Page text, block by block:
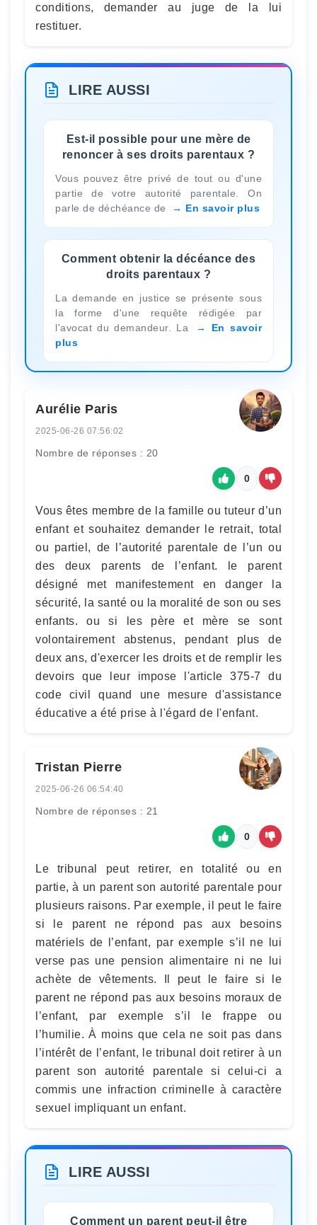
conditions, demander au juge de la lui
restituer.
LIRE AUSSI
Est-il possible pour une mère de
renoncer à ses droits parentaux ?
Vous pouvez être privé de tout ou d'une
partie de votre autorité parentale. On
parle de déchéance de
En savoir plus
Comment obtenir la décéance des
droits parentaux ?
La demande en justice se présente sous
la forme d'une requête rédigée par
l'avocat du demandeur. La
En savoir
plus
Aurélie Paris
2025-06-26 07:56:02
Nombre de réponses : 20
0
Vous êtes membre de la famille ou tuteur d’un
enfant et souhaitez demander le retrait, total
ou partiel, de l’autorité parentale de l’un ou
des deux parents de l’enfant. le parent
désigné met manifestement en danger la
sécurité, la santé ou la moralité de son ou ses
enfants. ou si les père et mère se sont
volontairement abstenus, pendant plus de
deux ans, d'exercer les droits et de remplir les
devoirs que leur impose l'article 375-7 du
code civil quand une mesure d'assistance
éducative a été prise à l'égard de l'enfant.
Tristan Pierre
2025-06-26 06:54:40
Nombre de réponses : 21
0
Le tribunal peut retirer, en totalité ou en
partie, à un parent son autorité parentale pour
plusieurs raisons. Par exemple, il peut le faire
si le parent ne répond pas aux besoins
matériels de l’enfant, par exemple s’il ne lui
verse pas une pension alimentaire ni ne lui
achète de vêtements. Il peut le faire si le
parent ne répond pas aux besoins moraux de
l’enfant, par exemple s’il le frappe ou
l’humilie. À moins que cela ne soit pas dans
l’intérêt de l’enfant, le tribunal doit retirer à un
parent son autorité parentale si celui-ci a
commis une infraction criminelle à caractère
sexuel impliquant un enfant.
LIRE AUSSI
Comment un parent peut-il être